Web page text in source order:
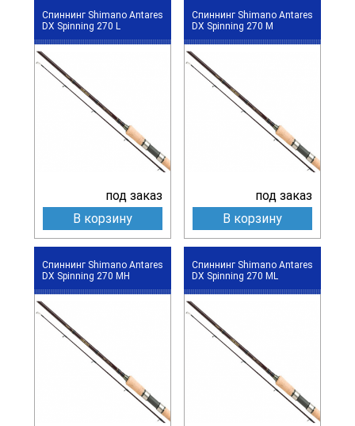
Спиннинг Shimano Antares
DX Spinning 270 L
под заказ
В корзину
Спиннинг Shimano Antares
DX Spinning 270 M
под заказ
В корзину
Спиннинг Shimano Antares
DX Spinning 270 MH
Спиннинг Shimano Antares
DX Spinning 270 ML